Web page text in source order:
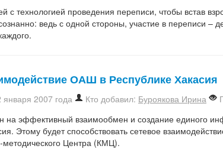
с технологией проведения переписи, чтобы встав
ведь с одной стороны, участие в переписи –
ОАШ в Республике Хакасия
2007 года Кто добавил: Буроякова Ирина
на эффективный взаимообмен и создание единого
Этому будет способствовать сетевое
методического Центра (КМЦ).